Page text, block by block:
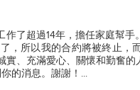
了超過14年，擔任家庭幫手
，所以我的合約將被終止，
實、充滿愛心、關懷和勤奮的
的消息。謝謝！...